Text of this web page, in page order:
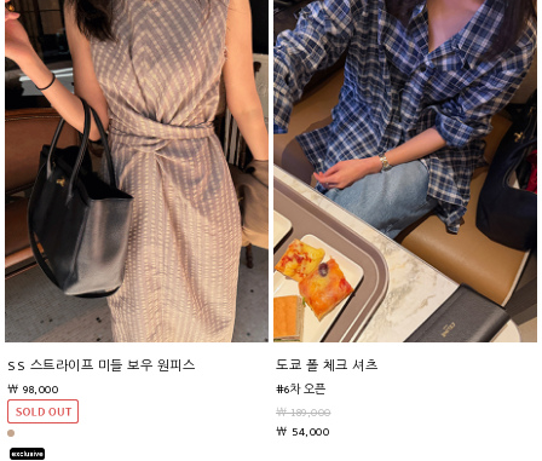
SS 스트라이프 미들 보우 원피스
￦ 98,000
도쿄 폴 체크 셔츠
#6차 오픈
￦ 189,000
￦ 54,000